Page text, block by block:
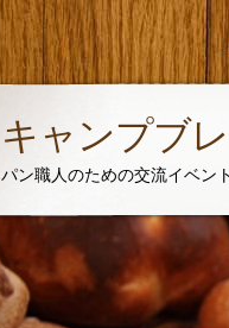
キャンプブ
パン職人のための交流イベン